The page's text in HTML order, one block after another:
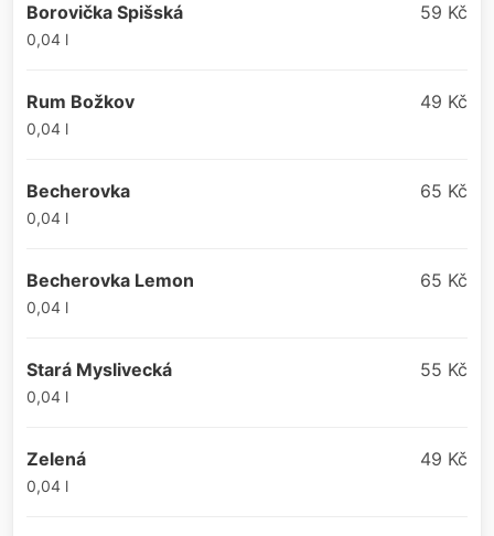
Borovička Spišská 59 Kč
0,04 l
Rum Božkov 49 Kč
0,04 l
Becherovka 65 Kč
0,04 l
Becherovka Lemon 65 Kč
0,04 l
Stará Myslivecká 55 Kč
0,04 l
Zelená 49 Kč
0,04 l